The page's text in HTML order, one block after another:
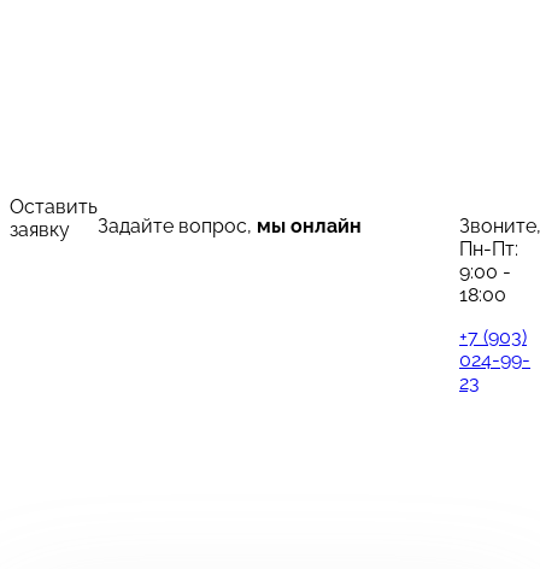
Оставить
заявку
Задайте вопрос, мы онлайн
Звоните,
Пн-Пт:
9:00 -
18:00
+7 (903)
024-99-
23